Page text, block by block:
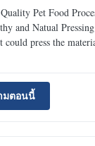
Pet Food
and Natual
press the
มตอนนี้